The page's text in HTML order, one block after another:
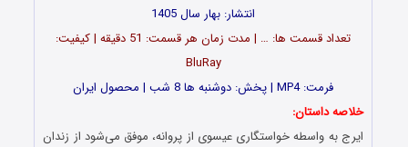
انتشار: بهار سال 1405
تعداد قسمت ها: … | مدت زمان هر قسمت: 51 دقیقه | کیفیت:
BluRay
فرمت: MP4 | پخش: دوشنبه ها 8 شب | محصول ایران
خلاصه داستان:
ایرج به واسطه خواستگاری عیسوی از پروانه، موفق می‌شود از زندان